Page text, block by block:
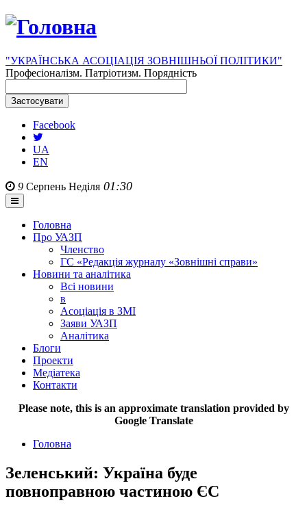
"УКРАЇНСЬКА АСОЦІАЦІЯ ЗОВНІШНЬОЇ ПОЛІТИКИ"
Професіоналізм. Патріотизм. Порядність
Facebook
UA
EN
9 Серпень Неділя 01:30
Головна
Про УАЗП
Членство
ГС «Редакція журналу «Зовнішні справи»
Новини та аналітика
Всі новини
в
Асоціація в ЗМІ
Заяви УАЗП
Аналітика
Блоги
Проекти
Медіатека
Контакти
Please note, this is an approximate translation provided by
Google Translate
Головна
Зеленський: Україна буде
повноправною частиною ЄС